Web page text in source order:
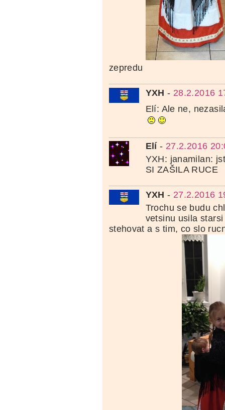
zepredu
YXH - 28.2.2016
Elí: Ale ne,
Elí - 27.2.2016
YXH: janamilan:
SI ZAŠILA RUCE
YXH - 27.2.2016
Trochu se budu
vetsinu usila
stehovat a s tim, co slo